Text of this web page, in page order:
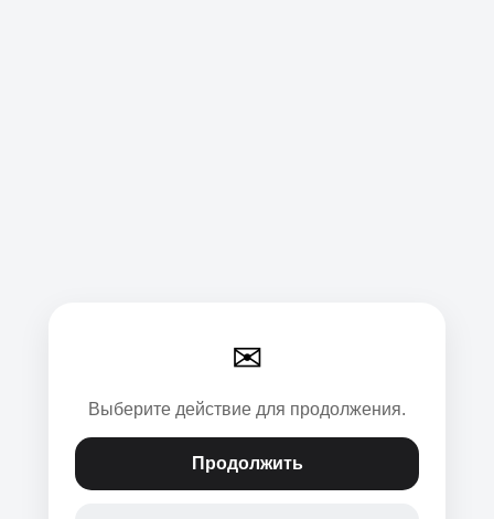
✉
Выберите действие для продолжения.
Продолжить